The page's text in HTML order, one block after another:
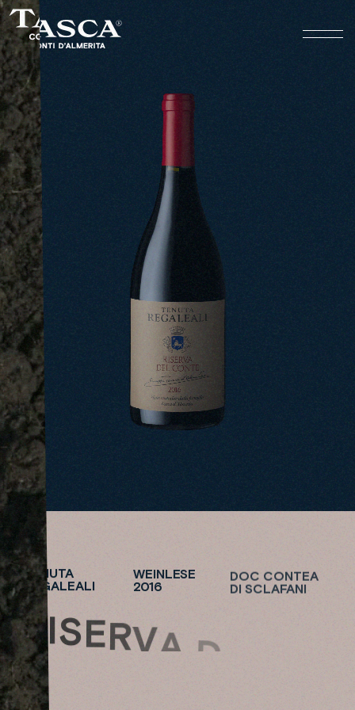
TENUTA
REGALEALI
WEINLESE
2016
DOC CONTEA
DI SCLAFANI
RISERVA D
C